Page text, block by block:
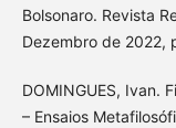
Bolsonaro. Revista
Dezembro de 2022,
DOMINGUES, Ivan.
– Ensaios